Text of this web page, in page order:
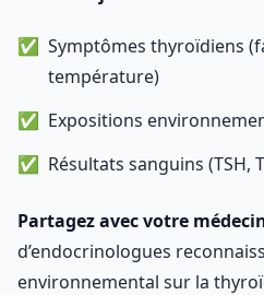
Symptômes thyroïdiens
température)
Expositions
Résultats sanguins (TSH,
Partagez avec votre
d’endocrinologues
environnemental sur la